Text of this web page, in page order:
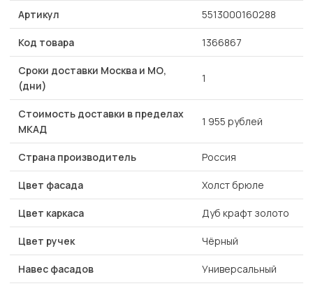
Артикул 5513000160288
Код товара 1366867
Сроки доставки Москва и МО,
(дни)
1
Стоимость доставки в пределах
МКАД
1 955 рублей
Страна производитель Россия
Цвет фасада Холст брюле
Цвет каркаса Дуб крафт золото
Цвет ручек Чёрный
Навес фасадов Универсальный